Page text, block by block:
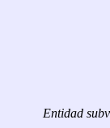
Entidad